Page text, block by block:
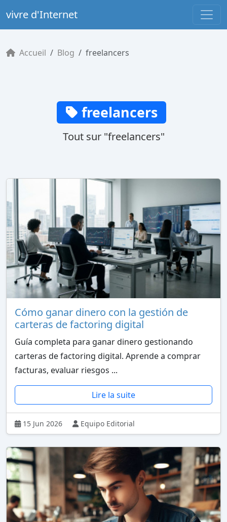
vivre d'Internet
Accueil Blog freelancers
freelancers
Tout sur "freelancers"
Cómo ganar dinero con la gestión de
carteras de factoring digital
Guía completa para ganar dinero gestionando
carteras de factoring digital. Aprende a comprar
facturas, evaluar riesgos ...
Lire la suite
15 Jun 2026 Equipo Editorial